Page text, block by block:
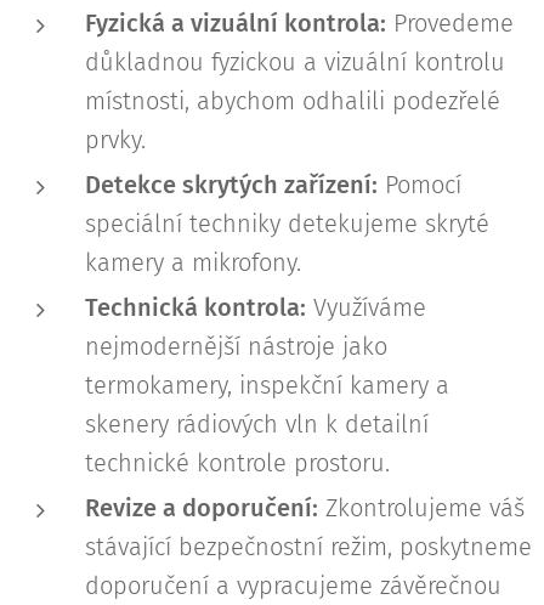
Fyzická a vizuální kontrola: Provedeme
důkladnou fyzickou a vizuální kontrolu
místnosti, abychom odhalili podezřelé
prvky.
Detekce skrytých zařízení: Pomocí
speciální techniky detekujeme skryté
kamery a mikrofony.
Technická kontrola: Využíváme
nejmodernější nástroje jako
termokamery, inspekční kamery a
skenery rádiových vln k detailní
technické kontrole prostoru.
Revize a doporučení: Zkontrolujeme váš
stávající bezpečnostní režim, poskytneme
doporučení a vypracujeme závěrečnou